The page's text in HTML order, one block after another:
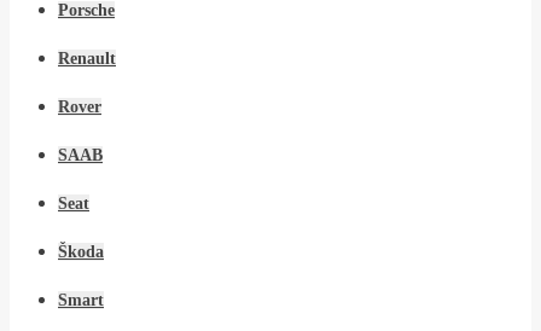
Porsche
Renault
Rover
SAAB
Seat
Škoda
Smart